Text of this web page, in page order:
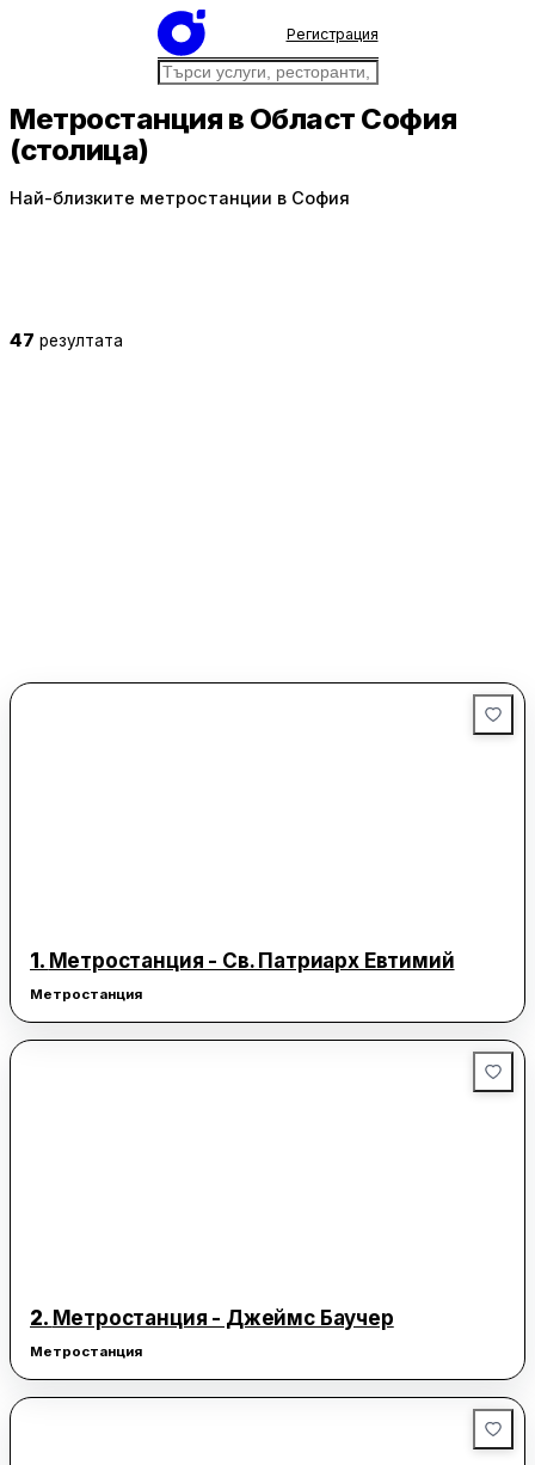
Регистрация
Метростанция в Област София
(столица)
Най-близките метростанции в София
47 резултата
1. Метростанция - Св. Патриарх Евтимий
Метростанция
2. Метростанция - Джеймс Баучeр
Метростанция